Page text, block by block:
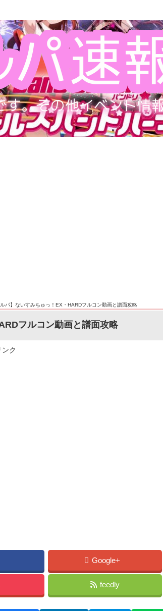
ルパ】ないすみちゅっ！EX・HARDフルコン動画と譜面攻略
フルコン動画と譜面攻略
ンク
Google+
feedly